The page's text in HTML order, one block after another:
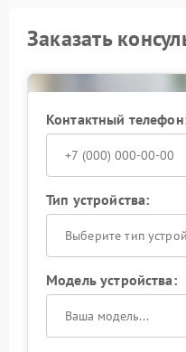
Заказать
Контактный
Тип устройства:
Выберите тип
Модель устройства: